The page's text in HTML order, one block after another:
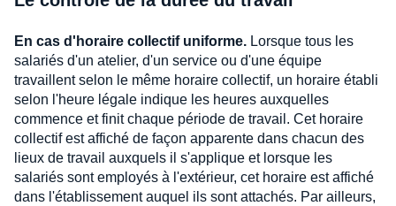
En cas d'horaire collectif uniforme. Lorsque tous les
salariés d'un atelier, d'un service ou d'une équipe
travaillent selon le même horaire collectif, un horaire établi
selon l'heure légale indique les heures auxquelles
commence et finit chaque période de travail. Cet horaire
collectif est affiché de façon apparente dans chacun des
lieux de travail auxquels il s'applique et lorsque les
salariés sont employés à l'extérieur, cet horaire est affiché
dans l'établissement auquel ils sont attachés. Par ailleurs,